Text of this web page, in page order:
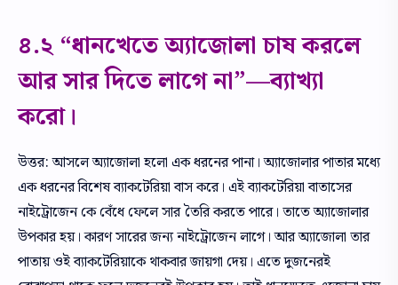
৪.২ “ধানখেতে অ্যাজোলা চাষ করলে
আর সার দিতে লাগে না”—ব্যাখ্যা
করো।
উত্তর: আসলে অ্যাজোলা হলো এক ধরনের পানা। অ্যাজোলার পাতার মধ্যে
এক ধরনের বিশেষ ব্যাকটেরিয়া বাস করে। এই ব্যাকটেরিয়া বাতাসের
নাইট্রোজেন কে বেঁধে ফেলে সার তৈরি করতে পারে। তাতে অ্যাজোলার
উপকার হয়। কারণ সারের জন্য নাইট্রোজেন লাগে। আর অ্যাজোলা তার
পাতায় ওই ব্যাকটেরিয়াকে থাকবার জায়গা দেয়। এতে দুজনেরই